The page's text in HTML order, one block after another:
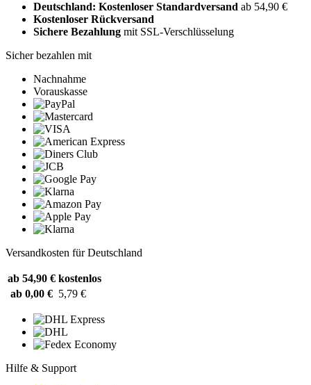
Deutschland: Kostenloser Standardversand ab 54,90 €
Kostenloser Rückversand
Sichere Bezahlung mit SSL-Verschlüsselung
Sicher bezahlen mit
Nachnahme
Vorauskasse
Versandkosten für Deutschland
ab 54,90 € kostenlos
ab 0,00 € 5,79 €
Hilfe & Support